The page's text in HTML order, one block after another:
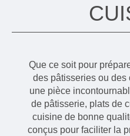
Que ce soit pour
des pâtisseries ou des
une pièce
de pâtisserie, plats de
cuisine de bonne
conçus pour faciliter la